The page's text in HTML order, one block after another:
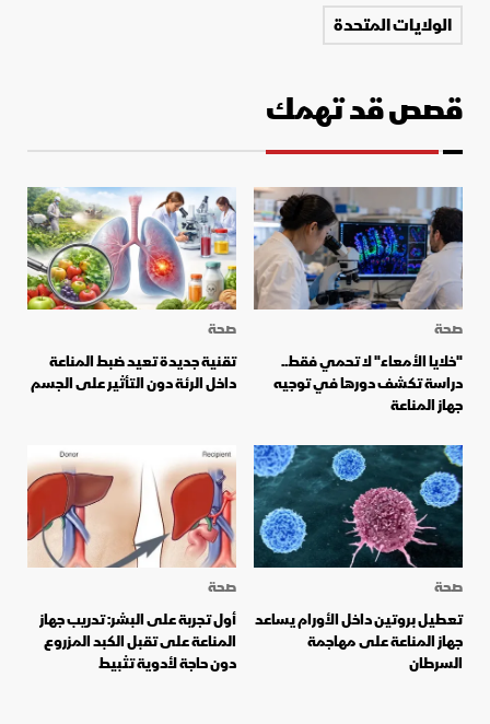
الولايات المتحدة
قصص قد تهمك
صحة
"خلايا الأمعاء" لا تحمي فقط..
دراسة تكشف دورها في توجيه
جهاز المناعة
صحة
تقنية جديدة تعيد ضبط المناعة
داخل الرئة دون التأثير على الجسم
صحة
تعطيل بروتين داخل الأورام يساعد
جهاز المناعة على مهاجمة
السرطان
صحة
أول تجربة على البشر: تدريب جهاز
المناعة على تقبل الكبد المزروع
دون حاجة لأدوية تثبيط